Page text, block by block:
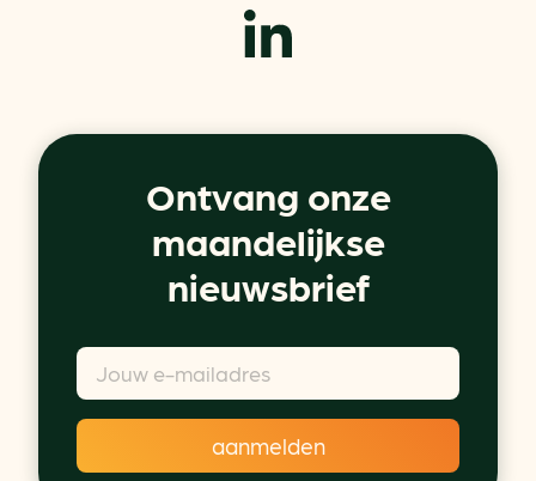
Ontvang onze
maandelijkse
nieuwsbrief